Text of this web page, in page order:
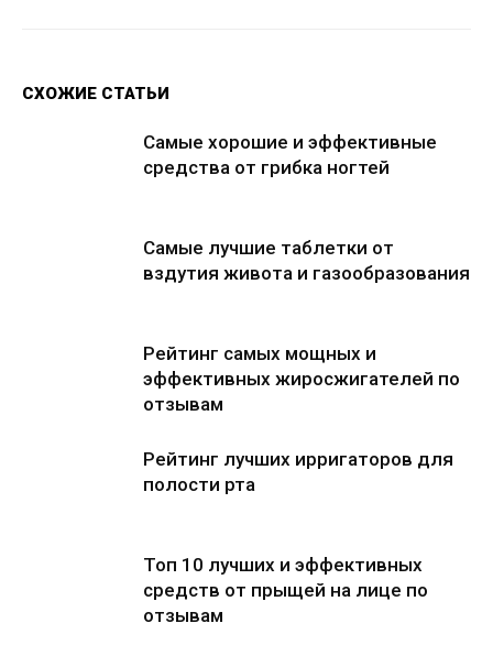
СХОЖИЕ СТАТЬИ
Самые хорошие и эффективные
средства от грибка ногтей
Самые лучшие таблетки от
вздутия живота и газообразования
Рейтинг самых мощных и
эффективных жиросжигателей по
отзывам
Рейтинг лучших ирригаторов для
полости рта
Топ 10 лучших и эффективных
средств от прыщей на лице по
отзывам